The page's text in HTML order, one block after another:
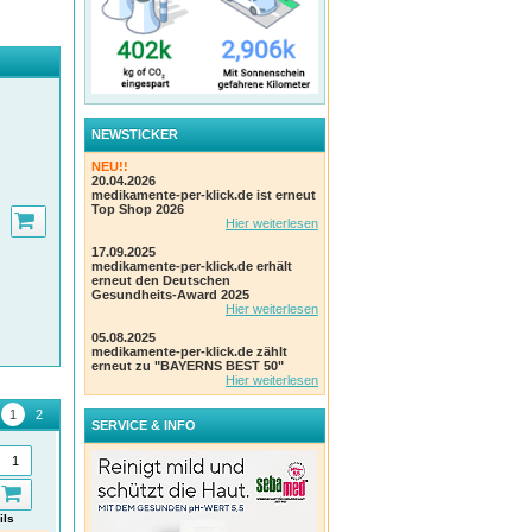
NEWSTICKER
NEU!!
20.04.2026
medikamente-per-klick.de ist erneut
Top Shop 2026
Hier weiterlesen
17.09.2025
medikamente-per-klick.de erhält
erneut den Deutschen
Gesundheits-Award 2025
Hier weiterlesen
05.08.2025
medikamente-per-klick.de zählt
erneut zu "BAYERNS BEST 50"
Hier weiterlesen
SERVICE & INFO